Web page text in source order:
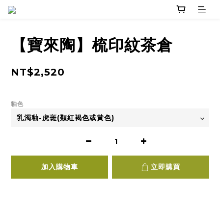
【寶來陶】梳印紋茶倉
NT$2,520
釉色
加入購物車 立即購買